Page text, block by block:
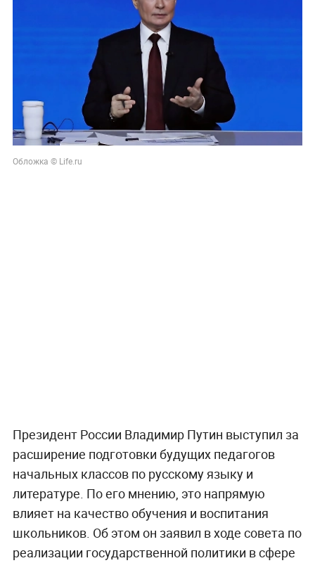
Обложка © Life.ru
Президент России Владимир Путин выступил за
расширение подготовки будущих педагогов
начальных классов по русскому языку и
литературе. По его мнению, это напрямую
влияет на качество обучения и воспитания
школьников. Об этом он заявил в ходе совета по
реализации государственной политики в сфере